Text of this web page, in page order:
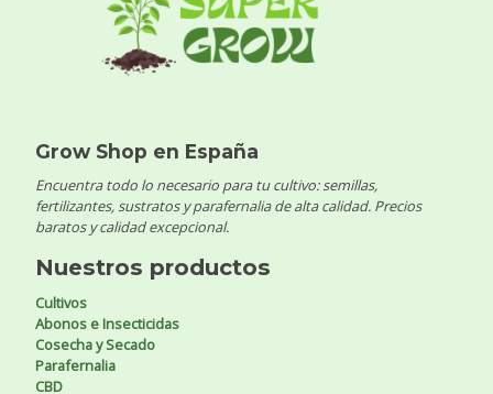
Grow Shop en España
Encuentra todo lo necesario para tu cultivo: semillas,
fertilizantes, sustratos y parafernalia de alta calidad. Precios
baratos y calidad excepcional.
Nuestros productos
Cultivos
Abonos e Insecticidas
Cosecha y Secado
Parafernalia
CBD